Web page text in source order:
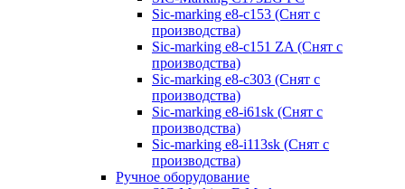
Sic-marking e8-c153 (Снят с
производства)
Sic-marking e8-c151 ZA (Снят с
производства)
Sic-marking e8-c303 (Снят с
производства)
Sic-marking e8-i61sk (Снят с
производства)
Sic-marking e8-i113sk (Снят с
производства)
Ручное оборудование